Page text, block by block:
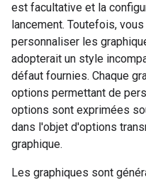
est facultative et la
lancement. Toutefois,
personnaliser les
adopterait un style
défaut fournies. Chaque
options permettant de
options sont exprimées
dans l'objet d'options
graphique.
Les graphiques sont